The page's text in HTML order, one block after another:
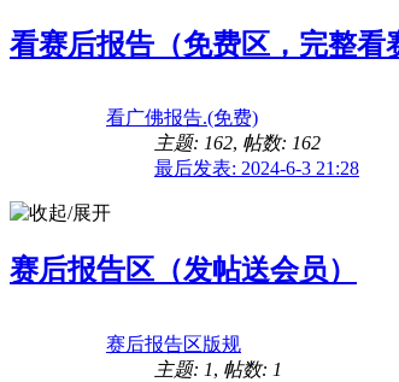
看赛后报告（免费区，完整看
看广佛报告.(免费)
主题: 162, 帖数: 162
最后发表: 2024-6-3 21:28
赛后报告区（发帖送会员）
赛后报告区版规
主题: 1, 帖数: 1